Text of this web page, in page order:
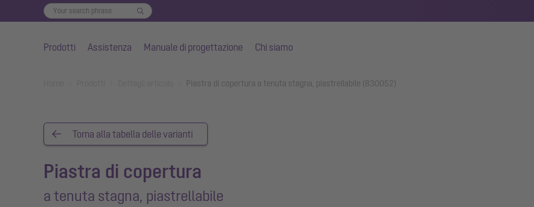
Prodotti Assistenza Manuale di progettazione Chi siamo
Piastra di copertura a tenuta stagna, piastrellabile (830052)
Torna alla tabella delle varianti
Piastra di copertura
a tenuta stagna, piastrellabile